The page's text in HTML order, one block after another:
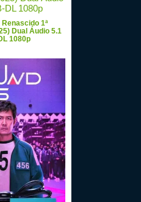
1ª
Dual Áudio 5.1
1080p